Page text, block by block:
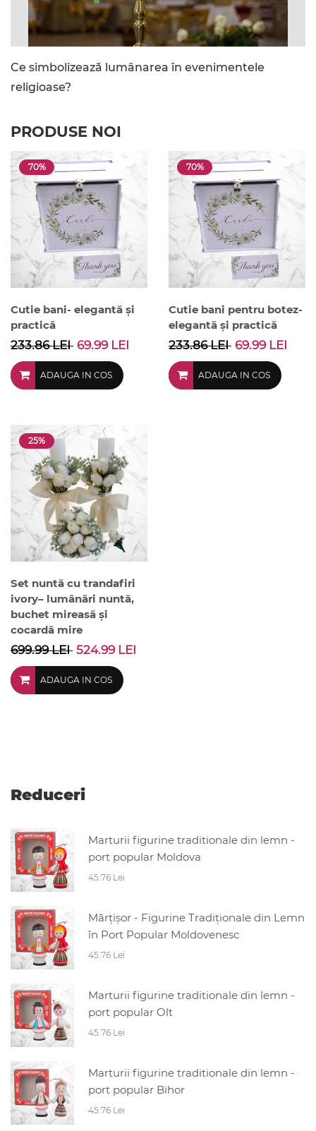
Ce simbolizează lumânarea în evenimentele
religioase?
PRODUSE NOI
70%
Cutie bani- elegantă și
practică
233.86 LEI 69.99 LEI
ADAUGA IN COS
70%
Cutie bani pentru botez-
elegantă și practică
233.86 LEI 69.99 LEI
ADAUGA IN COS
25%
Set nuntă cu trandafiri
ivory– lumânări nuntă,
buchet mireasă și
cocardă mire
699.99 LEI 524.99 LEI
ADAUGA IN COS
Reduceri
Marturii figurine traditionale din lemn -
port popular Moldova
45.76 Lei
Mărțișor - Figurine Tradiționale din Lemn
în Port Popular Moldovenesc
45.76 Lei
Marturii figurine traditionale din lemn -
port popular Olt
45.76 Lei
Marturii figurine traditionale din lemn -
port popular Bihor
45.76 Lei